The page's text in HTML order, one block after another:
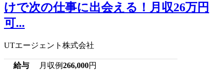
けで次の仕事に出会える！月収26万円
可...
UTエージェント株式会社
給与 月収例266,000円